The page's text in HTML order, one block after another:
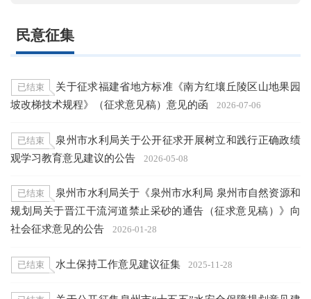
民意征集
已结束
关于征求福建省地方标准《南方红壤丘陵区山地果园
坡改梯技术规程》（征求意见稿）意见的函
2026-07-06
已结束
泉州市水利局关于公开征求开展树立和践行正确政绩
观学习教育意见建议的公告
2026-05-08
已结束
泉州市水利局关于《泉州市水利局 泉州市自然资源和
规划局关于晋江干流河道禁止采砂的通告（征求意见稿）》向
社会征求意见的公告
2026-01-28
已结束 水土保持工作意见建议征集 2025-11-28